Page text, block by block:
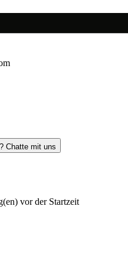
Chatte mit uns
vor der Startzeit